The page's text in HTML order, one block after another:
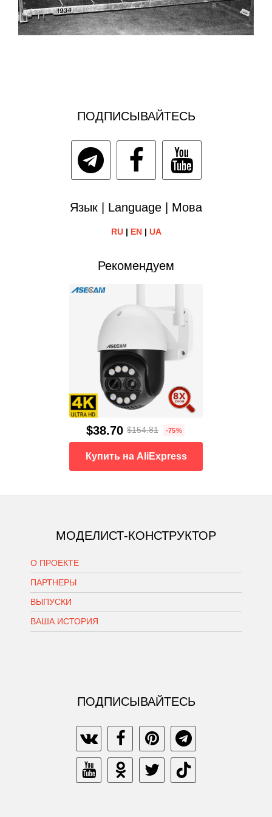
ПОДПИСЫВАЙТЕСЬ
Язык | Language | Мова
RU| EN| UA
Рекомендуем
$38.70 $154.81 -75%
Купить на AliExpress
МОДЕЛИСТ-КОНСТРУКТОР
О ПРОЕКТЕ
ПАРТНЕРЫ
ВЫПУСКИ
ВАША ИСТОРИЯ
ПОДПИСЫВАЙТЕСЬ